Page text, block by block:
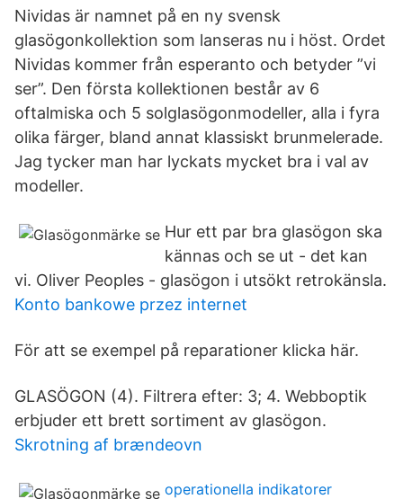
Nividas är namnet på en ny svensk
glasögonkollektion som lanseras nu i höst. Ordet
Nividas kommer från esperanto och betyder ”vi
ser”. Den första kollektionen består av 6
oftalmiska och 5 solglasögonmodeller, alla i fyra
olika färger, bland annat klassiskt brunmelerade.
Jag tycker man har lyckats mycket bra i val av
modeller.
Hur ett par bra glasögon ska
kännas och se ut - det kan
vi. Oliver Peoples - glasögon i utsökt retrokänsla.
Konto bankowe przez internet
För att se exempel på reparationer klicka här.
GLASÖGON (4). Filtrera efter: 3; 4. Webboptik
erbjuder ett brett sortiment av glasögon.
Skrotning af brændeovn
operationella indikatorer